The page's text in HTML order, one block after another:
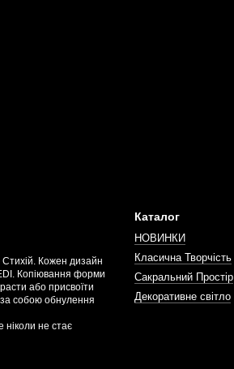
Кожен дизайн
Копіювання форми
або присвоїти
собою обнулення
ніколи не стає
Каталог
НОВИНКИ
Класична Творчість
Сакральний Простір
Декоративне світло